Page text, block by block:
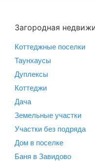
Загородная
Коттеджные поселки
Таунхаусы
Дуплексы
Коттеджи
Дача
Земельные участки
Участки без подряда
Дом в поселке
Баня в Завидово